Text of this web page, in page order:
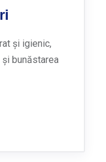
și igienic,
bunăstarea